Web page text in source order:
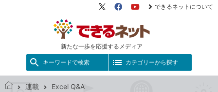
新たな一歩を応援するメディア
X（旧
FacebookYouTube
できるネットについて
キーワードで検索 カテゴリーから探す
連載
Excel Q&A